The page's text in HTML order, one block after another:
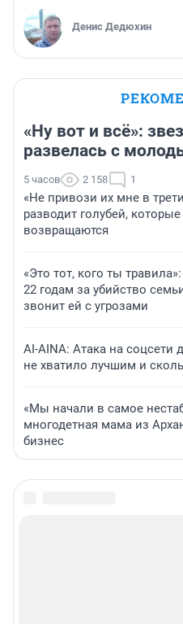
Денис Дедюхин
«Ну вот и всё»:
развелась с
5 часов 2 158 1
«Не привози их мне в
разводит голубей,
возвращаются
«Это тот, кого ты
22 годам за убийство
звонит ей с угрозами
AI-AINA: Атака на соцсети
не хватило лучшим и
«Мы начали в самое
многодетная мама из
бизнес